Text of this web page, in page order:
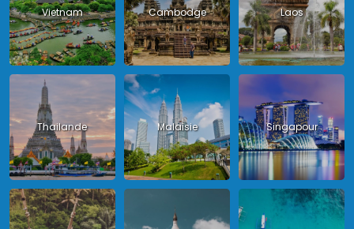
Vietnam Cambodge Laos
Thailande Malaisie Singapour